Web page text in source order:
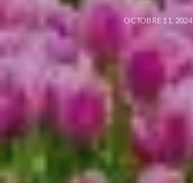
OCTOBRE 11, 2024